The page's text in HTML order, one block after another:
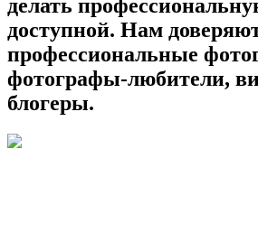
делать
доступной. Нам
профессиональные
фотографы-любители,
блогеры.